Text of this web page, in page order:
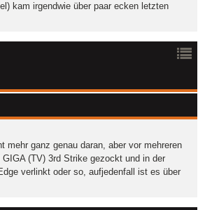
kam irgendwie über paar ecken letzten
mehr ganz genau daran, aber vor mehreren
(TV) 3rd Strike gezockt und in der
verlinkt oder so, aufjedenfall ist es über